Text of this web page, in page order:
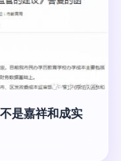
是嘉祥和成实